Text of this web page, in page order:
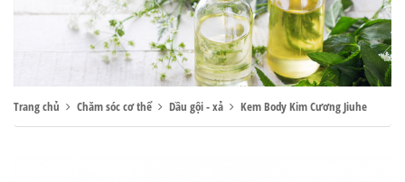
Trang chủ Chăm sóc cơ thể Dầu gội - xả Kem Body Kim Cương Jiuhe